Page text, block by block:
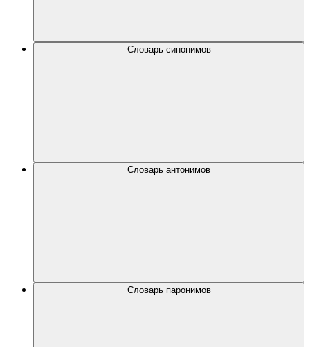
Словарь синонимов
Словарь антонимов
Словарь паронимов